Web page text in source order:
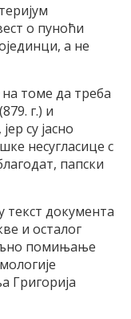
о пуноћи
а не
томе да треба
г.) и
су јасно
несугласице с
папски
текст документа
и осталог
помињање
Григорија